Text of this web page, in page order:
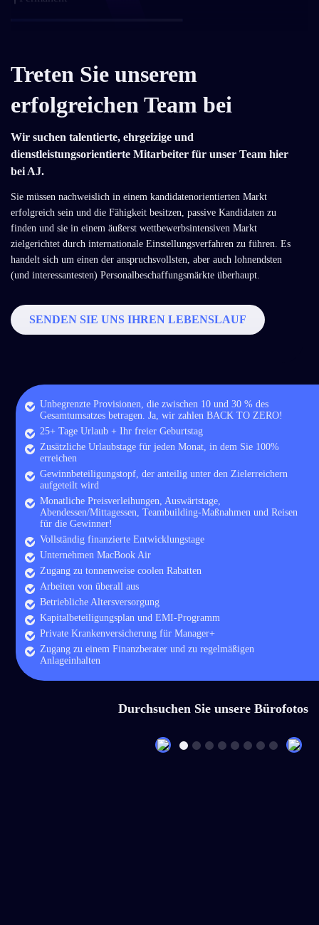
Permanent
Electrical Engineer
London, ENG
Permanent
Maschinenbauingenieur
London, ENG
Permanent
Treten Sie unserem
erfolgreichen Team bei
Wir suchen talentierte, ehrgeizige und
dienstleistungsorientierte Mitarbeiter für unser Team hier
bei AJ.
Sie müssen nachweislich in einem kandidatenorientierten Markt
erfolgreich sein und die Fähigkeit besitzen, passive Kandidaten zu
finden und sie in einem äußerst wettbewerbsintensiven Markt
zielgerichtet durch internationale Einstellungsverfahren zu führen. Es
handelt sich um einen der anspruchsvollsten, aber auch lohnendsten
(und interessantesten) Personalbeschaffungsmärkte überhaupt.
SENDEN SIE UNS IHREN LEBENSLAUF
Unbegrenzte Provisionen, die zwischen 10 und 30 % des
Gesamtumsatzes betragen. Ja, wir zahlen BACK TO ZERO!
25+ Tage Urlaub + Ihr freier Geburtstag
Zusätzliche Urlaubstage für jeden Monat, in dem Sie 100%
erreichen
Gewinnbeteiligungstopf, der anteilig unter den Zielerreichern
aufgeteilt wird
Monatliche Preisverleihungen, Auswärtstage,
Abendessen/Mittagessen, Teambuilding-Maßnahmen und Reisen
für die Gewinner!
Vollständig finanzierte Entwicklungstage
Unternehmen MacBook Air
Zugang zu tonnenweise coolen Rabatten
Arbeiten von überall aus
Betriebliche Altersversorgung
Kapitalbeteiligungsplan und EMI-Programm
Private Krankenversicherung für Manager+
Zugang zu einem Finanzberater und zu regelmäßigen
Anlageinhalten
Durchsuchen Sie unsere Bürofotos